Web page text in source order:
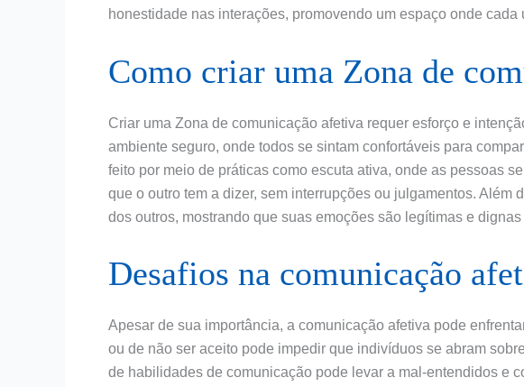
honestidade nas interações, promovendo um espaço onde
Como criar uma Zona de
Criar uma Zona de comunicação afetiva requer esforço e
ambiente seguro, onde todos se sintam confortáveis para
feito por meio de práticas como escuta ativa, onde as pessoas
que o outro tem a dizer, sem interrupções ou julgamentos. Além
dos outros, mostrando que suas emoções são legítimas e
Desafios na comunicação
Apesar de sua importância, a comunicação afetiva pode
ou de não ser aceito pode impedir que indivíduos se abram
de habilidades de comunicação pode levar a mal-entendidos e